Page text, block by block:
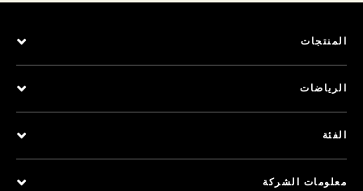
المنتجات
الرياضات
الفئة
معلومات الشركة